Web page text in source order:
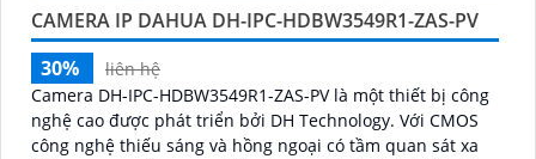
CAMERA IP DAHUA DH-IPC-HDBW3549R1-ZAS-PV
30%
liên hệ
Camera DH-IPC-HDBW3549R1-ZAS-PV là một thiết bị công
nghệ cao được phát triển bởi DH Technology. Với CMOS
công nghệ thiếu sáng và hồng ngoại có tầm quan sát xa